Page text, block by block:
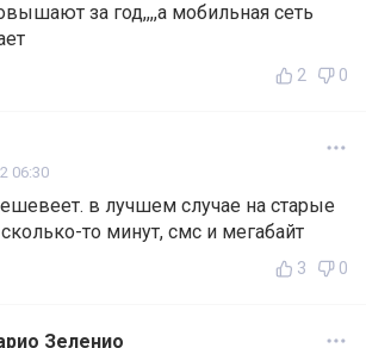
за год,,,,а мобильная сеть
2 0
06:30
в лучшем случае на старые
то минут, смс и мегабайт
3 0
Зеленио